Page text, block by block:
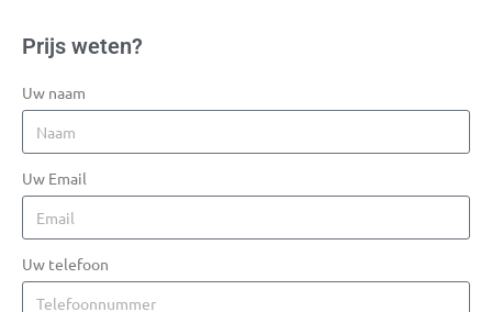
Prijs weten?
Uw naam
Uw Email
Uw telefoon